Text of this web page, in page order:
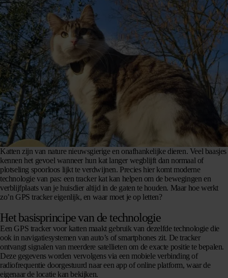
Katten zijn van nature nieuwsgierige en onafhankelijke dieren. Veel baasjes
kennen het gevoel wanneer hun kat langer wegblijft dan normaal of
plotseling spoorloos lijkt te verdwijnen. Precies hier komt moderne
technologie van pas: een tracker kat kan helpen om de bewegingen en
verblijfplaats van je huisdier altijd in de gaten te houden. Maar hoe werkt
zo’n GPS tracker eigenlijk, en waar moet je op letten?
Het basisprincipe van de technologie
Een GPS tracker voor katten maakt gebruik van dezelfde technologie die
ook in navigatiesystemen van auto’s of smartphones zit. De tracker
ontvangt signalen van meerdere satellieten om de exacte positie te bepalen.
Deze gegevens worden vervolgens via een mobiele verbinding of
radiofrequentie doorgestuurd naar een app of online platform, waar de
eigenaar de locatie kan bekijken.